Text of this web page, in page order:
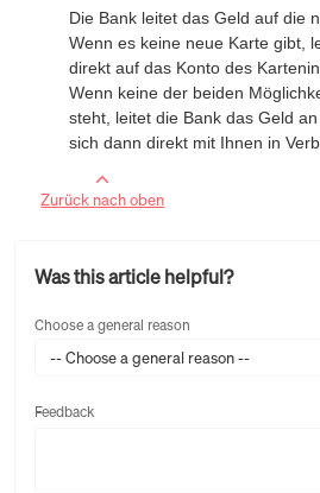
Die Bank leitet das Geld auf die
Wenn es keine neue Karte gibt,
direkt auf das Konto des
Wenn keine der beiden
steht, leitet die Bank das Geld
sich dann direkt mit Ihnen in
Zurück nach oben
Was this article helpful?
Choose a general reason
-- Choose a general reason --
Feedback